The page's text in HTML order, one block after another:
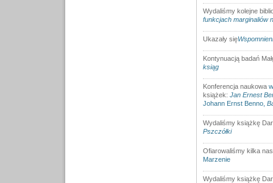
Wydaliśmy kolejne
funkcjach marginaliów
Ukazały się
Kontynuacją badań
ksiąg
Konferencja naukowa
książek: Jan Ernest
Johann Ernst Benno,
Wydaliśmy książkę
Pszczółki
Ofiarowaliśmy kilka
Marzenie
Wydaliśmy książkę